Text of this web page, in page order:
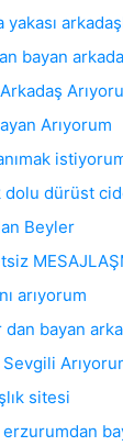
bayan
Arıyorum
dolu dürüst
Beyler
arıyorum
bayan
sitesi